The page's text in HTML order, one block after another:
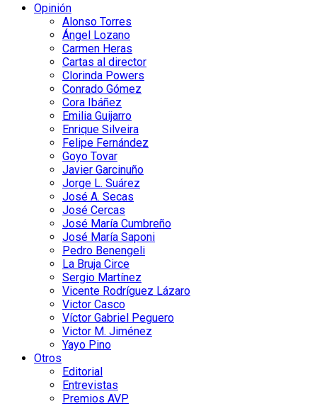
Opinión
Alonso Torres
Ángel Lozano
Carmen Heras
Cartas al director
Clorinda Powers
Conrado Gómez
Cora Ibáñez
Emilia Guijarro
Enrique Silveira
Felipe Fernández
Goyo Tovar
Javier Garcinuño
Jorge L. Suárez
José A. Secas
José Cercas
José María Cumbreño
José María Saponi
Pedro Benengeli
La Bruja Circe
Sergio Martínez
Vicente Rodríguez Lázaro
Victor Casco
Víctor Gabriel Peguero
Victor M. Jiménez
Yayo Pino
Otros
Editorial
Entrevistas
Premios AVP